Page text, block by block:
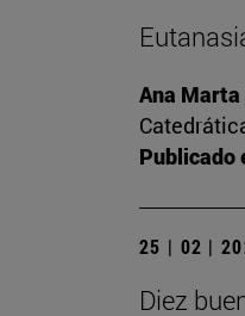
Ana Marta
Publicado
25 | 02 |
Diez